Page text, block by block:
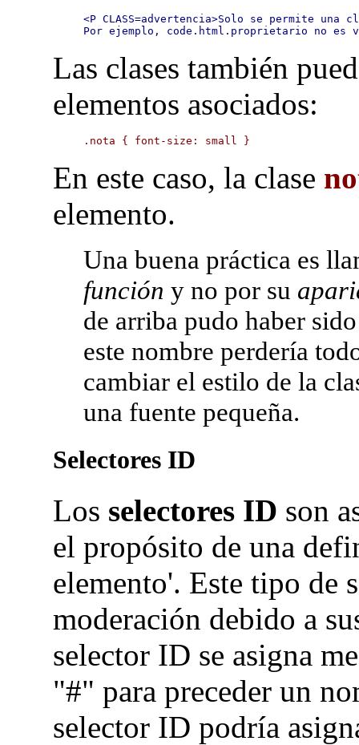
<P CLASS=advertencia>Solo se permite
Por ejemplo, code.html.proprietario no es
Las clases también
elementos asociados:
.nota { font-size: small }
En este caso, la clase
elemento.
Una buena práctica es
función y no por su
de arriba pudo haber
este nombre perdería
cambiar el estilo de la
una fuente pequeña.
Selectores ID
Los selectores ID son
el propósito de una
elemento'. Este tipo de
moderación debido a
selector ID se asigna
"#" para preceder un
selector ID podría